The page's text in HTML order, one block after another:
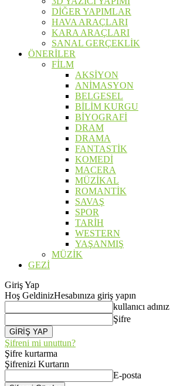
DİĞER YAPIMLAR
HAVA ARAÇLARI
KARA ARAÇLARI
SANAL GERÇEKLİK
ÖNERİLER
FİLM
AKSİYON
ANİMASYON
BELGESEL
BİLİM KURGU
BİYOGRAFİ
DRAM
DRAMA
FANTASTİK
KOMEDİ
MACERA
MÜZİKAL
ROMANTİK
SAVAŞ
SPOR
TARİH
WESTERN
YAŞANMIŞ
MÜZİK
GEZİ
Giriş Yap
Hoş GeldinizHesabınıza giriş yapın
kullanıcı adınız
Şifre
Şifreni mi unuttun?
Şifre kurtarma
Şifrenizi Kurtarın
E-posta